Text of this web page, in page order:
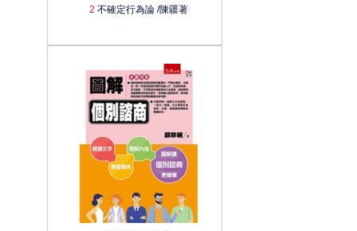
2 不確定行為論 /陳疆著